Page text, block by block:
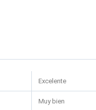
Excelente
Muy bien